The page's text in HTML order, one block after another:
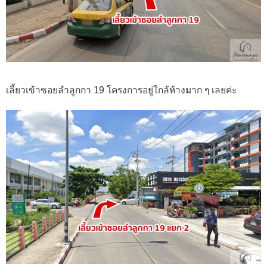
เลี้ยวเข้าซอยลำลูกกา 19 โครงการอยู่ใกล้ห้างมาก ๆ เลยค่ะ